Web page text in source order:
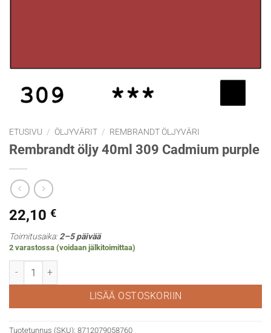
ETUSIVU / ÖLJYVÄRIT / REMBRANDT ÖLJYVÄRI
Rembrandt öljy 40ml 309 Cadmium purple
22,10 €
Toimitusaika:2–5 päivää
2 varastossa (voidaan jälkitoimittaa)
Rembrandt öljy 40ml 309 Cadmium purple määrä
LISÄÄ OSTOSKORIIN
Tuotetunnus (SKU): 8712079058760